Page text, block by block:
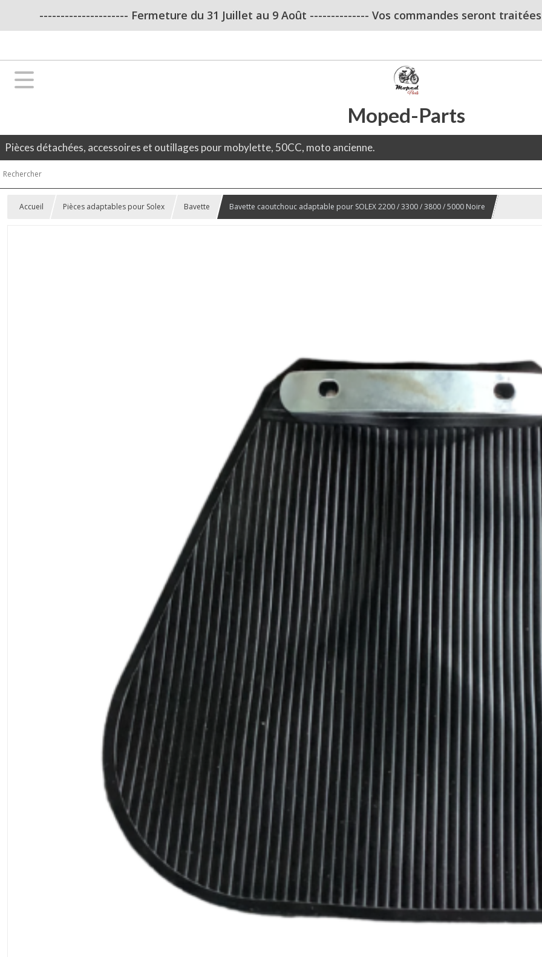
--------------------- Fermeture du 31 Juillet au 9 Août -------------- Vos commandes seront
Moped-Parts
Pièces détachées, accessoires et outillages pour mobylette, 50CC, moto ancienne.
Accueil Pièces adaptables pour Solex Bavette Bavette caoutchouc adaptable pour SOLEX 2200 / 3300 / 3800 / 5000 Noire